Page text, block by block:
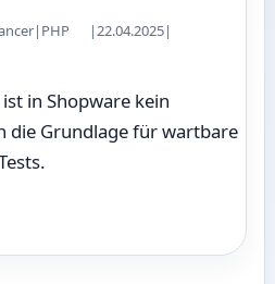
| PHP |22.04.2025|
in Shopware kein
die Grundlage für wartbare